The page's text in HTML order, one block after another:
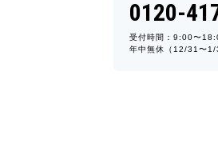
0120-
受付時間：9:00〜
年中無休（12/31〜1/